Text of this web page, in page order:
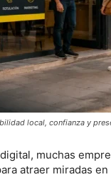
local, confianza y
muchas
atraer miradas